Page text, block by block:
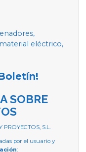
eléctrico,
SOBRE
S.L.
por el usuario y
: